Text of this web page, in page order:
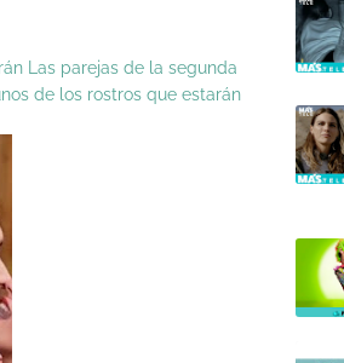
Las parejas de la segunda
de los rostros que estarán